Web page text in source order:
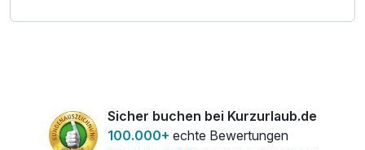
Sicher buchen bei Kurzurlaub.de
100.000+ echte Bewertungen